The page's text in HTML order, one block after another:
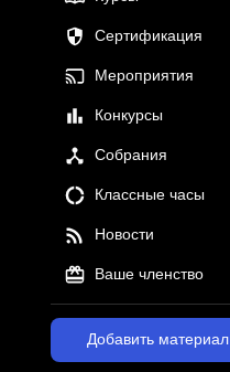
Сертификация
Мероприятия
Конкурсы
Собрания
Классные часы
Новости
Ваше членство
Добавить материал